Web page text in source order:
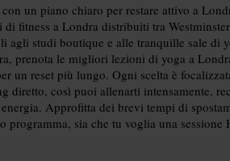
un piano chiaro per restare attivo a
di fitness a Londra distribuiti tra
agli studi boutique e alle tranquille sale di
prenota le migliori lezioni di yoga a
un reset più lungo. Ogni scelta è
diretto, così puoi allenarti intensamente,
Approfitta dei brevi tempi di
programma, sia che tu voglia una